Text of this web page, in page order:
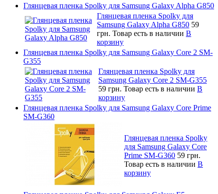
Глянцевая пленка Spolky для Samsung Galaxy Alpha G850
Глянцевая пленка Spolky для
Samsung Galaxy Alpha G850 59
грн. Товар есть в наличии В
корзину
Глянцевая пленка Spolky для Samsung Galaxy Core 2 SM-
G355
Глянцевая пленка Spolky для
Samsung Galaxy Core 2 SM-G355
59 грн. Товар есть в наличии В
корзину
Глянцевая пленка Spolky для Samsung Galaxy Core Prime
SM-G360
Глянцевая пленка Spolky
для Samsung Galaxy Core
Prime SM-G360 59 грн.
Товар есть в наличии В
корзину